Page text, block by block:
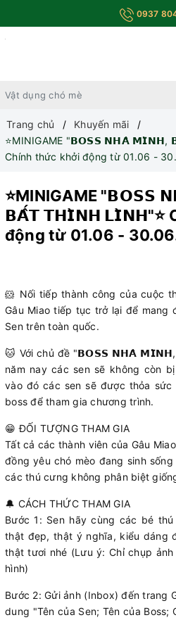
0937
Trang chủ
Khuyến mãi
⭐MINIGAME "𝗕𝗢𝗦𝗦 𝗡𝗛𝗔̀
Chính thức khởi động từ 01.06 -
⭐MINIGAME
𝗕𝗔̂́𝗧 𝗧𝗛𝗜̀𝗡𝗛 𝗟𝗜̀𝗡𝗛"⭐
động từ 01.06 -
🐹 Nối tiếp thành công của cuộc
Gâu Miao tiếp tục trở lại để mang
Sen trên toàn quốc.
🐱 Với chủ đề "𝗕𝗢𝗦𝗦 𝗡𝗛𝗔̀
năm nay các sen sẽ không còn
vào đó các sen sẽ được thỏa sức
boss để tham gia chương trình.
😁 ĐỐI TƯỢNG THAM GIA
Tất cả các thành viên của Gâu
đồng yêu chó mèo đang sinh
các thú cưng không phân biệt
🔔 CÁCH THỨC THAM GIA
Bước 1: Sen hãy cùng các bé
thật đẹp, thật ý nghĩa, kiểu dáng
thật tươi nhé (Lưu ý: Chỉ chụp
hình)
Bước 2: Gửi ảnh (Inbox) đến trang
dung "Tên của Sen; Tên của